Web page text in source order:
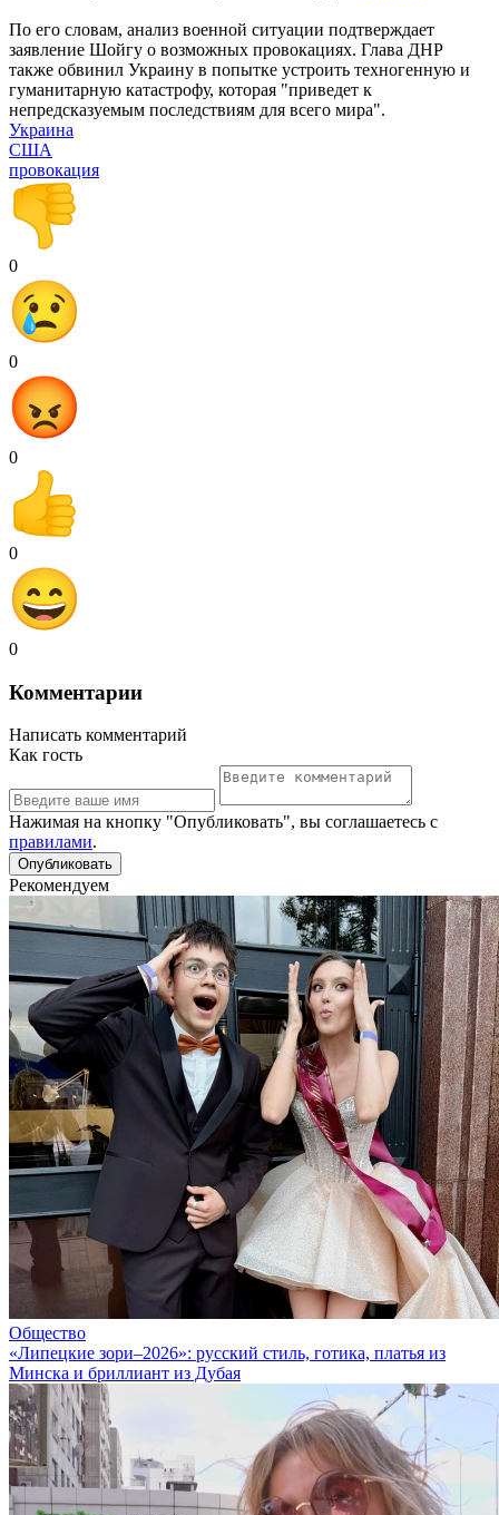
По его словам, анализ военной ситуации подтверждает
заявление Шойгу о возможных провокациях. Глава ДНР
также обвинил Украину в попытке устроить техногенную и
гуманитарную катастрофу, которая "приведет к
непредсказуемым последствиям для всего мира".
Украина
США
провокация
0
0
0
0
0
Комментарии
Написать комментарий
Как гость
Нажимая на кнопку "Опубликовать", вы соглашаетесь с
правилами.
Рекомендуем
Общество
«Липецкие зори–2026»: русский стиль, готика, платья из
Минска и бриллиант из Дубая